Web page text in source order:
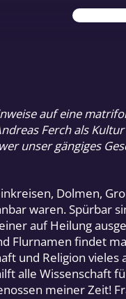
Teil
3
auf eine
Ferch als
unser gängiges
Dolmen,
waren. Spürbar
auf Heilung
Flurnamen findet
und Religion
alle Wissenschaft
meiner Zeit!